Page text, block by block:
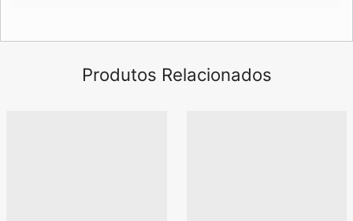
Produtos Relacionados